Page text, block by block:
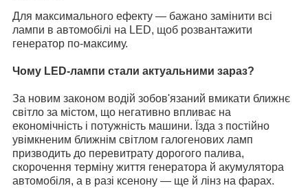
Для максимального ефекту — бажано замінити всі
лампи в автомобілі на LED, щоб розвантажити
генератор по-максиму.
Чому LED-лампи стали актуальними зараз?
За новим законом водій зобов'язаний вмикати ближнє
світло за містом, що негативно впливає на
економічність і потужність машини. Їзда з постійно
увімкненим ближнім світлом галогенових ламп
призводить до перевитрату дорогого палива,
скорочення терміну життя генератора й акумулятора
автомобіля, а в разі ксенону — ще й лінз на фарах.